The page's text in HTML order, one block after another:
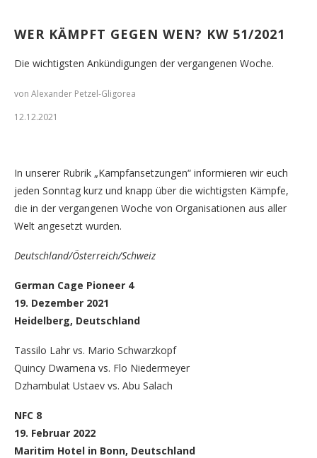
WER KÄMPFT GEGEN WEN? KW 51/2021
Die wichtigsten Ankündigungen der vergangenen Woche.
von Alexander Petzel-Gligorea
12.12.2021
Islam Dulatov kehrt zu NFC zurück (Foto: Alexander Petzel-
In unserer Rubrik „Kampfansetzungen“ informieren wir euch
jeden Sonntag kurz und knapp über die wichtigsten Kämpfe,
die in der vergangenen Woche von Organisationen aus aller
Welt angesetzt wurden.
Deutschland/Österreich/Schweiz
German Cage Pioneer 4
19. Dezember 2021
Heidelberg, Deutschland
Tassilo Lahr vs. Mario Schwarzkopf
Quincy Dwamena vs. Flo Niedermeyer
Dzhambulat Ustaev vs. Abu Salach
NFC 8
19. Februar 2022
Maritim Hotel in Bonn, Deutschland